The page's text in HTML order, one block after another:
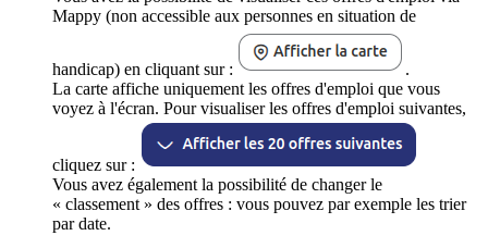
Mappy (non accessible aux personnes en situation de
handicap) en cliquant sur :
.
La carte affiche uniquement les offres d'emploi que vous
voyez à l'écran. Pour visualiser les offres d'emploi suivantes,
cliquez sur :
Vous avez également la possibilité de changer le
« classement » des offres : vous pouvez par exemple les trier
par date.